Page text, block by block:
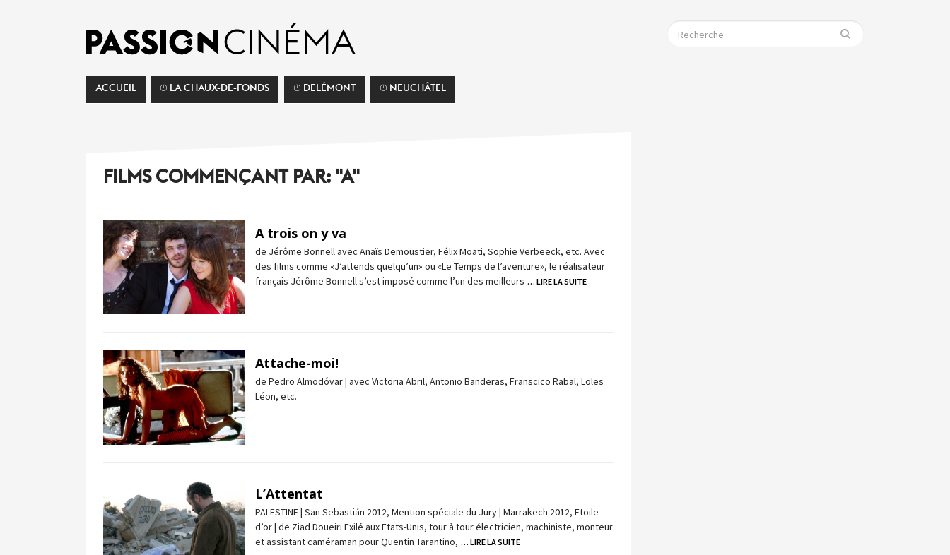
ACCUEIL ⌚︎ LA CHAUX-DE-FONDS ⌚︎ DELÉMONT ⌚︎ NEUCHÂTEL
FILMS COMMENÇANT PAR: "A"
A trois on y va
de Jérôme Bonnell avec Anaïs Demoustier, Félix Moati, Sophie Verbeeck, etc. Avec
des films comme «J’attends quelqu’un» ou «Le Temps de l’aventure», le réalisateur
français Jérôme Bonnell s’est imposé comme l’un des meilleurs … LIRE LA SUITE
Attache-moi!
de Pedro Almodóvar | avec Victoria Abril, Antonio Banderas, Franscico Rabal, Loles
Léon, etc.
L’Attentat
PALESTINE | San Sebastián 2012, Mention spéciale du Jury | Marrakech 2012, Etoile
d’or | de Ziad Doueiri Exilé aux Etats-Unis, tour à tour électricien, machiniste, monteur
et assistant caméraman pour Quentin Tarantino, … LIRE LA SUITE